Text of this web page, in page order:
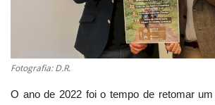
Estatuto Editorial
Fotografia: D.R.
O ano de 2022 foi o tempo de retomar